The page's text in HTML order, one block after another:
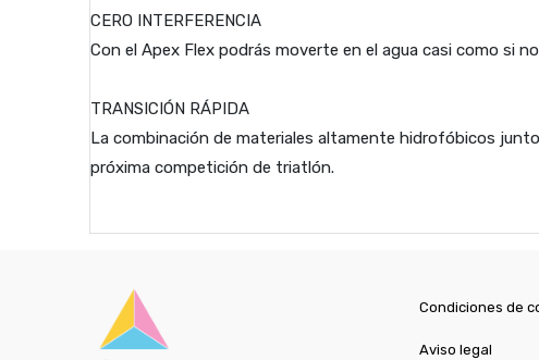
CERO INTERFERENCIA
Con el Apex Flex podrás moverte en el agua casi como si
TRANSICIÓN RÁPIDA
La combinación de materiales altamente hidrofóbicos
próxima competición de triatlón.
Condiciones de
Aviso legal